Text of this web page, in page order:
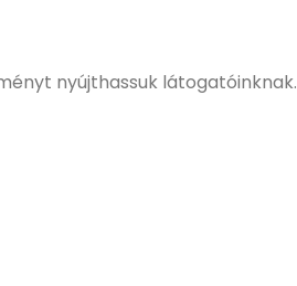
nyújthassuk látogatóinknak.